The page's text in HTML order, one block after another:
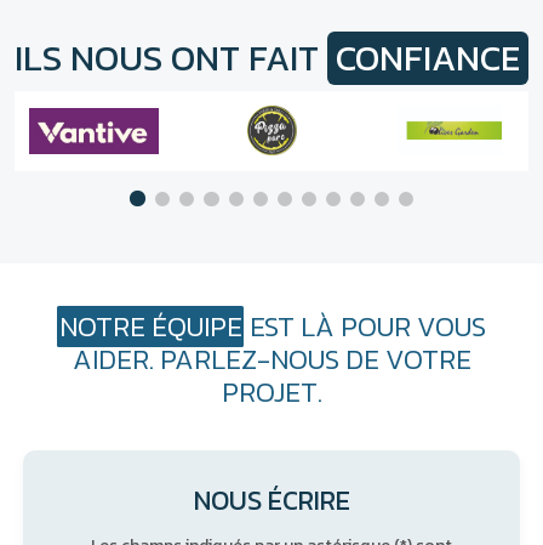
ILS NOUS ONT FAIT CONFIANCE
NOTRE ÉQUIPE EST LÀ POUR VOUS
AIDER. PARLEZ-NOUS DE VOTRE
PROJET.
NOUS ÉCRIRE